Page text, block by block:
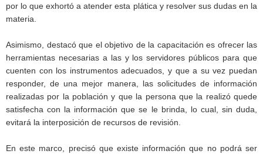
por lo que exhortó a atender esta plática y resolver sus dudas en la
materia.
Asimismo, destacó que el objetivo de la capacitación es ofrecer las
herramientas necesarias a las y los servidores públicos para que
cuenten con los instrumentos adecuados, y que a su vez puedan
responder, de una mejor manera, las solicitudes de información
realizadas por la población y que la persona que la realizó quede
satisfecha con la información que se le brinda, lo cual, sin duda,
evitará la interposición de recursos de revisión.
En este marco, precisó que existe información que no podrá ser